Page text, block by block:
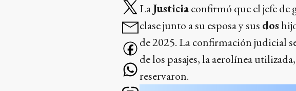
LaJusticiaconfirmó que el jefe de
clase junto a su esposa y sus dos
de 2025. La confirmación judicial
de los pasajes, la aerolínea
reservaron.